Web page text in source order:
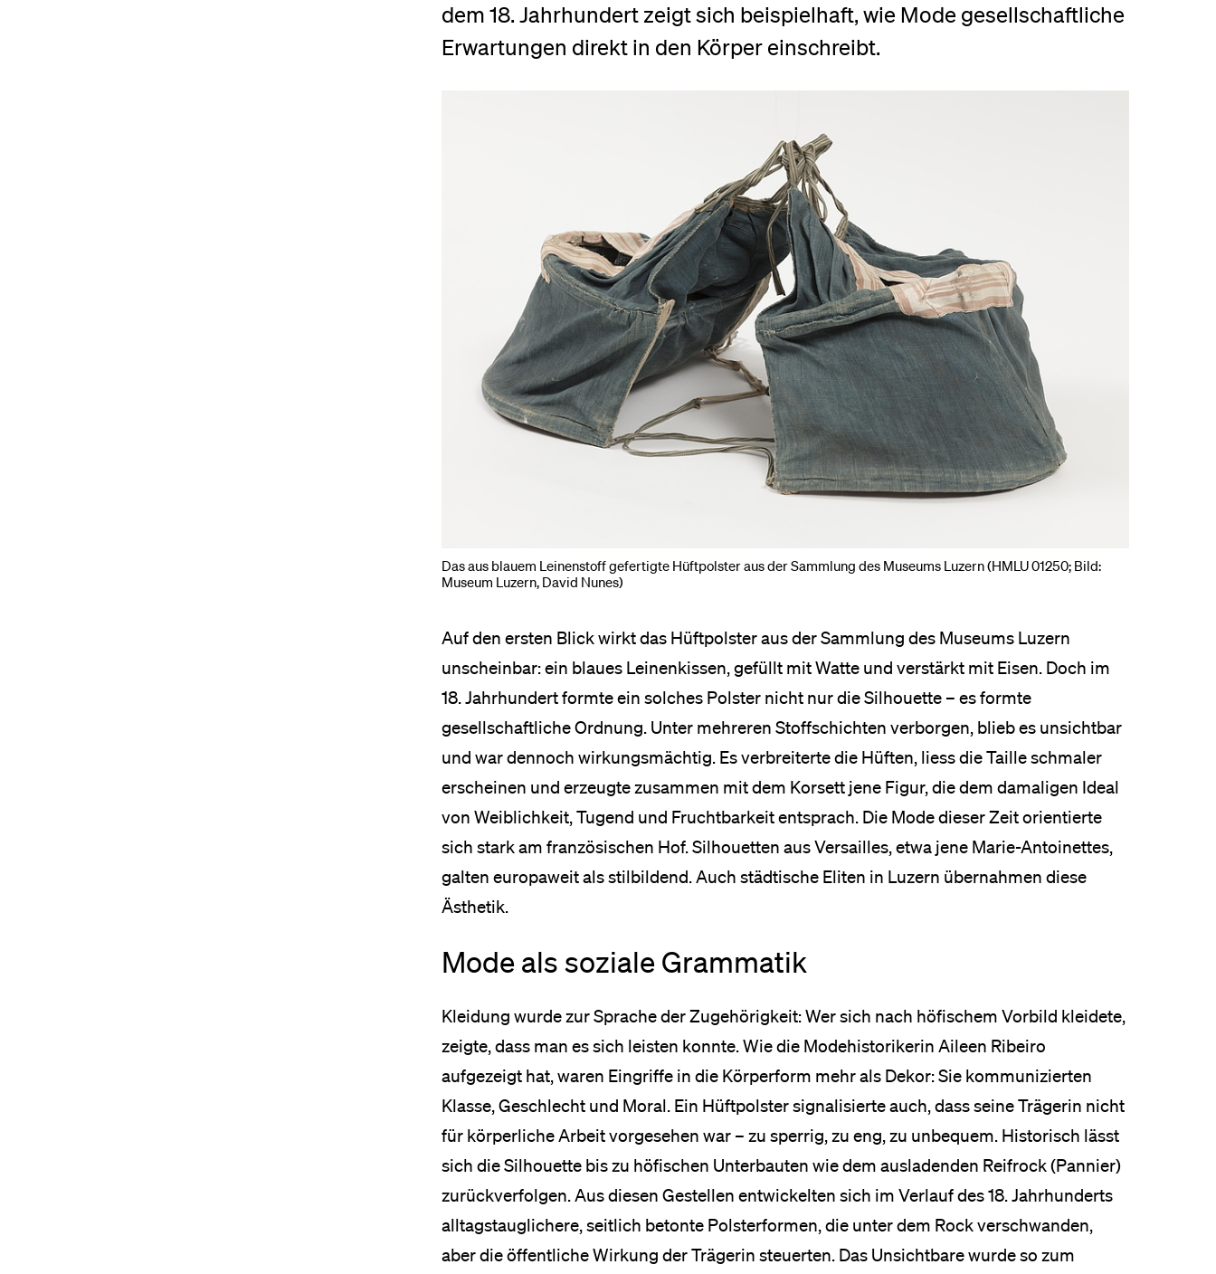
dem 18. Jahrhundert zeigt sich beispielhaft, wie Mode gesellschaftliche
Erwartungen direkt in den Körper einschreibt.
Das aus blauem Leinenstoff gefertigte Hüftpolster aus der Sammlung des Museums Luzern (HMLU 01250; Bild:
Museum Luzern, David Nunes)
Auf den ersten Blick wirkt das Hüftpolster aus der Sammlung des Museums Luzern
unscheinbar: ein blaues Leinenkissen, gefüllt mit Watte und verstärkt mit Eisen. Doch im
18. Jahrhundert formte ein solches Polster nicht nur die Silhouette – es formte
gesellschaftliche Ordnung. Unter mehreren Stoffschichten verborgen, blieb es unsichtbar
und war dennoch wirkungsmächtig. Es verbreiterte die Hüften, liess die Taille schmaler
erscheinen und erzeugte zusammen mit dem Korsett jene Figur, die dem damaligen Ideal
von Weiblichkeit, Tugend und Fruchtbarkeit entsprach. Die Mode dieser Zeit orientierte
sich stark am französischen Hof. Silhouetten aus Versailles, etwa jene Marie-Antoinettes,
galten europaweit als stilbildend. Auch städtische Eliten in Luzern übernahmen diese
Ästhetik.
Mode als soziale Grammatik
Kleidung wurde zur Sprache der Zugehörigkeit: Wer sich nach höfischem Vorbild kleidete,
zeigte, dass man es sich leisten konnte. Wie die Modehistorikerin Aileen Ribeiro
aufgezeigt hat, waren Eingriffe in die Körperform mehr als Dekor: Sie kommunizierten
Klasse, Geschlecht und Moral. Ein Hüftpolster signalisierte auch, dass seine Trägerin nicht
für körperliche Arbeit vorgesehen war – zu sperrig, zu eng, zu unbequem. Historisch lässt
sich die Silhouette bis zu höfischen Unterbauten wie dem ausladenden Reifrock (Pannier)
zurückverfolgen. Aus diesen Gestellen entwickelten sich im Verlauf des 18. Jahrhunderts
alltagstauglichere, seitlich betonte Polsterformen, die unter dem Rock verschwanden,
aber die öffentliche Wirkung der Trägerin steuerten. Das Unsichtbare wurde so zum
Stellensuchende
Förderer
Medien
Anmeldung und Zulassung